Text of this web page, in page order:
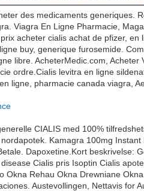
des medicaments generiques.
Viagra En Ligne Pharmacie,
acheter cialis achat de pfizer,
buy, generique furosemide.
libre. AcheterMedic.com,
ordre.Cialis levitra en ligne
ligne, pharmacie canada viagra,
CIALIS med 100%
Kamagra 100mg
Dapoxetine.Kort beskrivelse:
Cialis pris Isoptin Cialis
Okna Rehau Okna Drewniane
Austevollingen, Nettavis